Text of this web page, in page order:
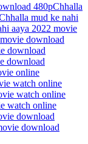
480pChhalla
mud ke nahi
aaya 2022 movie
download
download
download
online
watch online
watch online
watch online
download
download